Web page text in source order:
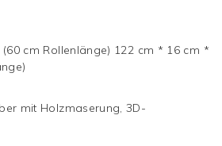
cm Rollenlänge) 122 cm * 16 cm *